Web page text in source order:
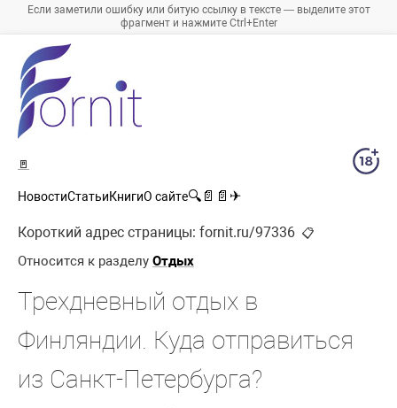
Если заметили ошибку или битую ссылку в тексте — выделите этот
фрагмент и нажмите Ctrl+Enter
🚪
НовостиСтатьиКнигиО сайте🔍 📄 📄 ✈
Короткий адрес страницы: fornit.ru/97336 📋
Относится к разделу Отдых
Трехдневный отдых в
Финляндии. Куда отправиться
из Санкт-Петербурга?